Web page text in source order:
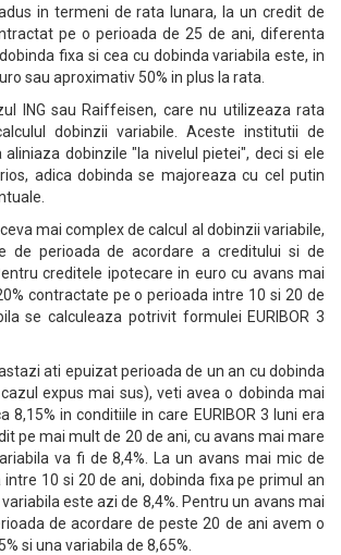
in termeni de rata lunara, la un credit de
pe o perioada de 25 de ani, diferenta
fixa si cea cu dobinda variabila este, in
sau aproximativ 50% in plus la rata.
ING sau Raiffeisen, care nu utilizeaza rata
dobinzii variabile. Aceste institutii de
dobinzile "la nivelul pietei", deci si ele
adica dobinda se majoreaza cu cel putin
mai complex de calcul al dobinzii variabile,
de perioada de acordare a creditului si de
creditele ipotecare in euro cu avans mai
contractate pe o perioada intre 10 si 20 de
se calculeaza potrivit formulei EURIBOR 3
ati epuizat perioada de un an cu dobinda
expus mai sus), veti avea o dobinda mai
8,15% in conditiile in care EURIBOR 3 luni era
pe mai mult de 20 de ani, cu avans mai mare
va fi de 8,4%. La un avans mai mic de
intre 10 si 20 de ani, dobinda fixa pe primul an
este azi de 8,4%. Pentru un avans mai
de acordare de peste 20 de ani avem o
si una variabila de 8,65%.